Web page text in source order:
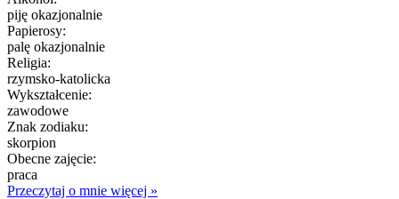
piję okazjonalnie
Papierosy:
palę okazjonalnie
Religia:
rzymsko-katolicka
Wykształcenie:
zawodowe
Znak zodiaku:
skorpion
Obecne zajęcie:
praca
Przeczytaj o mnie więcej »